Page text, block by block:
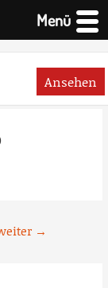
→
Menü
Ansehen